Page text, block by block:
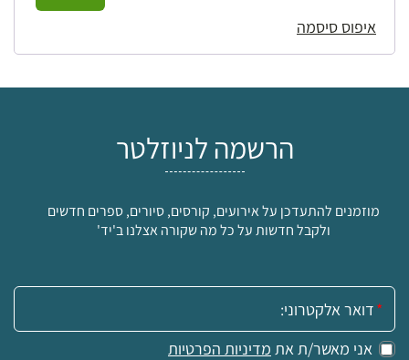
איפוס סיסמה
הרשמה לניוזלטר
מוזמנים להתעדכן על אירועים, קורסים, סיורים, ספרים חדשים
ולקבל חדשות על כל מה שקורה אצלנו ב'יד'
אימייל:
אני מאשר/ת את מדיניות הפרטיות